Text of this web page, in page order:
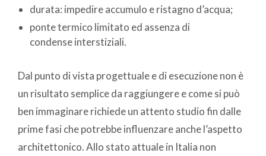
durata: impedire accumulo e ristagno d’acqua;
ponte termico limitato ed assenza di
condense interstiziali.
Dal punto di vista progettuale e di esecuzione non è
un risultato semplice da raggiungere e come si può
ben immaginare richiede un attento studio fin dalle
prime fasi che potrebbe influenzare anche l’aspetto
architettonico. Allo stato attuale in Italia non